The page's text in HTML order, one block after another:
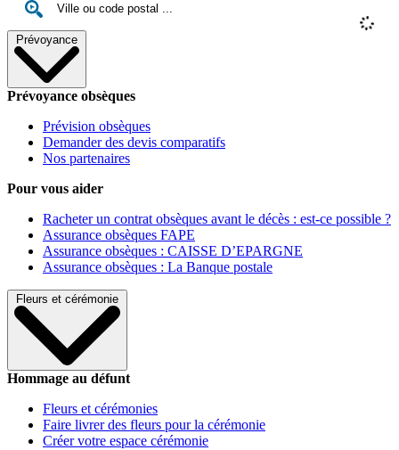
Prévoyance
Prévoyance obsèques
Prévision obsèques
Demander des devis comparatifs
Nos partenaires
Pour vous aider
Racheter un contrat obsèques avant le décès : est-ce possible ?
Assurance obsèques FAPE
Assurance obsèques : CAISSE D’EPARGNE
Assurance obsèques : La Banque postale
Fleurs et cérémonie
Hommage au défunt
Fleurs et cérémonies
Faire livrer des fleurs pour la cérémonie
Créer votre espace cérémonie